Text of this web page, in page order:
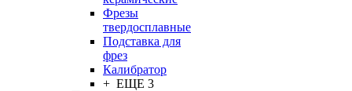
Фрезы
твердосплавные
Подставка для
фрез
Калибратор
+ ЕЩЕ 3